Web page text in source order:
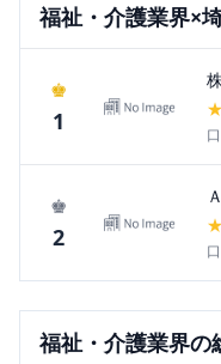
福祉・介護業界×
♚
1
★
♚
2
★
福祉・介護業界の